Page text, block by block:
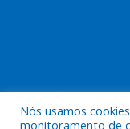
Nós usamos
monitoramento de